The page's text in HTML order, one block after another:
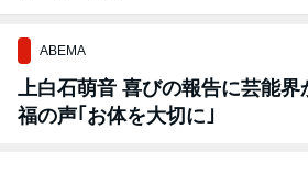
ABEMA
上白石萌音 喜びの報告に芸能界
福の声｢お体を大切に｣